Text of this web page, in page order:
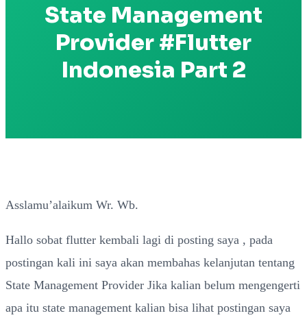
State Management
Provider #Flutter
Indonesia Part 2
Asslamu’alaikum Wr. Wb.
Hallo sobat flutter kembali lagi di posting saya , pada
postingan kali ini saya akan membahas kelanjutan tentang
State Management Provider Jika kalian belum mengengerti
apa itu state management kalian bisa lihat postingan saya